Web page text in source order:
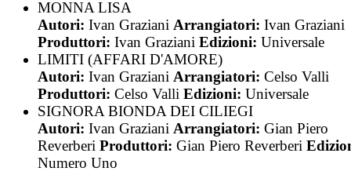
MONNA LISA
Autori: Ivan Graziani Arrangiatori: Ivan Graziani
Produttori: Ivan Graziani Edizioni: Universale
LIMITI (AFFARI D'AMORE)
Autori: Ivan Graziani Arrangiatori: Celso Valli
Produttori: Celso Valli Edizioni: Universale
SIGNORA BIONDA DEI CILIEGI
Autori: Ivan Graziani Arrangiatori: Gian Piero
Reverberi Produttori: Gian Piero Reverberi
Numero Uno